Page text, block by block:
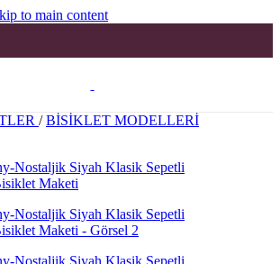
to main content
/ BİSİKLET MODELLERİ